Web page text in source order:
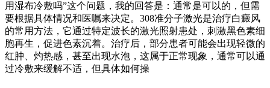
用湿布冷敷吗”这个问题，我的回答是：通常是可以的，但需
要根据具体情况和医嘱来决定。308准分子激光是治疗白癜风
的常用方法，它通过特定波长的激光照射患处，刺激黑色素细
胞再生，促进色素沉着。治疗后，部分患者可能会出现轻微的
红肿、灼热感，甚至出现水泡，这属于正常现象，通常可以通
过冷敷来缓解不适，但具体如何操